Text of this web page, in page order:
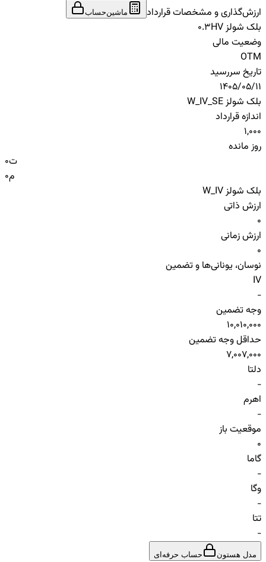
ارزش‌گذاری و مشخصات قرارداد
ماشین‌حساب
بلک شولز HV
0.3
وضعیت مالی
OTM
تاریخ سررسید
1405/05/11
بلک شولز W_IV_SE
اندازه قرارداد
1,000
روز مانده
0ت
0م
بلک شولز W_IV
ارزش ذاتی
0
ارزش زمانی
0
نوسان، یونانی‌ها و تضمین
IV
-
وجه تضمین
10,010,000
حداقل وجه تضمین
7,007,000
دلتا
-
اهرم
-
موقعیت باز
0
گاما
-
وگا
-
تتا
-
مدل هستون حساب حرفه‌ای